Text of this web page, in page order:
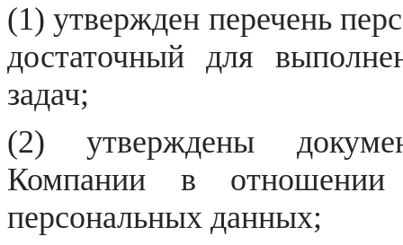
(1) утвержден перечень
достаточный для
задач;
(2) утверждены
Компании в
персональных данных;